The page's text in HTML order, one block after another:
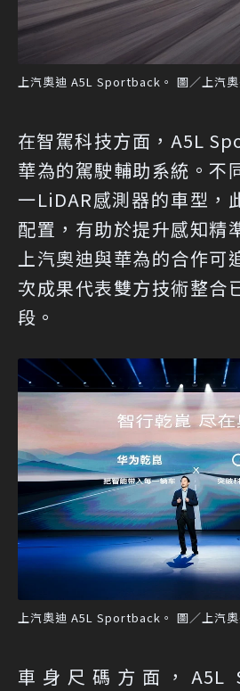
上汽奧迪 A5L Sportback。 圖／上汽
在智駕科技方面，A5L
華為的駕駛輔助系統。不
一LiDAR感測器的車型，
配置，有助於提升感知精
上汽奧迪與華為的合作可
次成果代表雙方技術整合
段。
上汽奧迪 A5L Sportback。 圖／上汽
車身尺碼方面，A5L